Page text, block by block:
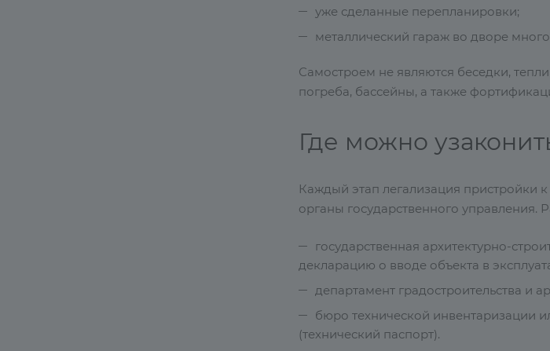
уже сделанные перепланировки;
металлический гараж во дворе
Самостроем не являются беседки,
погреба, бассейны, а также
Где можно
Каждый этап легализация пристройки
органы государственного
государственная архитектурно-
декларацию о вводе объекта в
департамент градостроительства и
бюро технической инвентаризации
(технический паспорт).